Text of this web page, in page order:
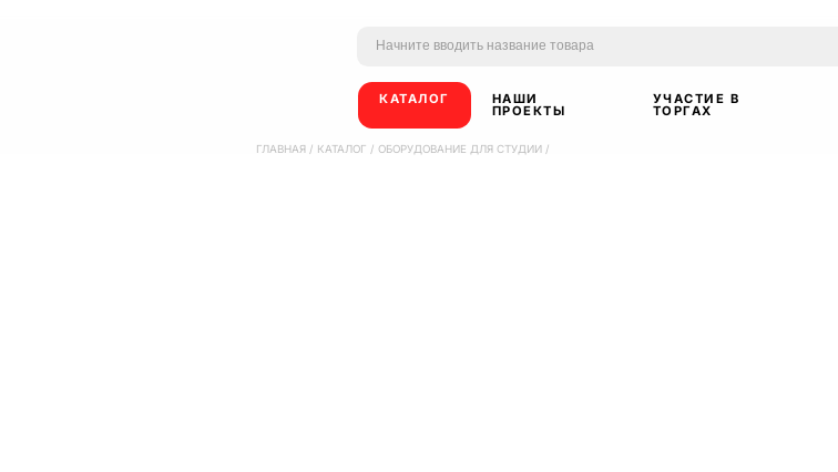
КАТАЛОГ НАШИ
ПРОЕКТЫ
УЧАСТИЕ В
ТОРГАХ
ГЛАВНАЯ / КАТАЛОГ / ОБОРУДОВАНИЕ ДЛЯ СТУДИИ /